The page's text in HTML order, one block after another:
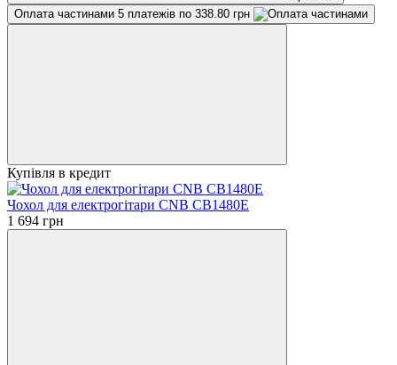
Оплата частинами 5 платежів по 338.80 грн
Купівля в кредит
Чохол для електрогітари CNB CB1480E
1 694 грн